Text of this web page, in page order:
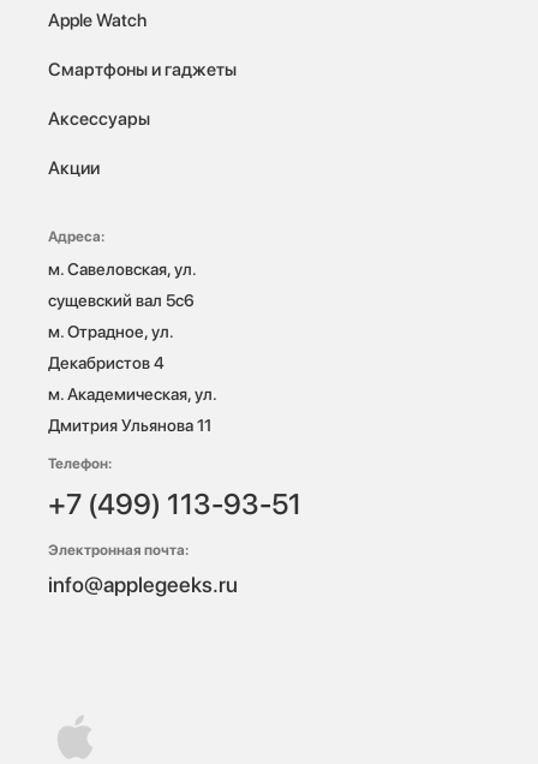
Apple Watch
Смартфоны и гаджеты
Аксессуары
Акции
Адреса:
м. Савеловская, ул.
сущевский вал 5с6
м. Отрадное, ул.
Декабристов 4
м. Академическая, ул.
Дмитрия Ульянова 11
Телефон:
+7 (499) 113-93-51
Электронная почта:
info@applegeeks.ru